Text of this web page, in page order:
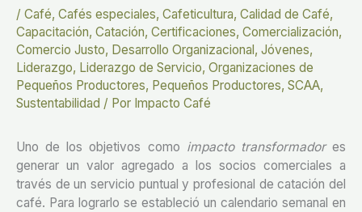
/ Café, Cafés especiales, Cafeticultura, Calidad de Café,
Capacitación, Catación, Certificaciones, Comercialización,
Comercio Justo, Desarrollo Organizacional , Jóvenes,
Liderazgo, Liderazgo de Servicio, Organizaciones de
Pequeños Productores, Pequeños Productores, SCAA,
Sustentabilidad / Por Impacto Café
Uno de los objetivos como impacto transformadores
generar un valor agregado a los socios comerciales a
través de un servicio puntual y profesional de catación del
café. Para lograrlo se estableció un calendario semanal en